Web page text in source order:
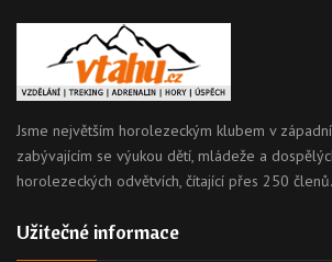
Jsme největším horolezeckým klubem v
zabývajícím se výukou dětí, mládeže a
horolezeckých odvětvích, čítající přes 250 členů.
Užitečné informace